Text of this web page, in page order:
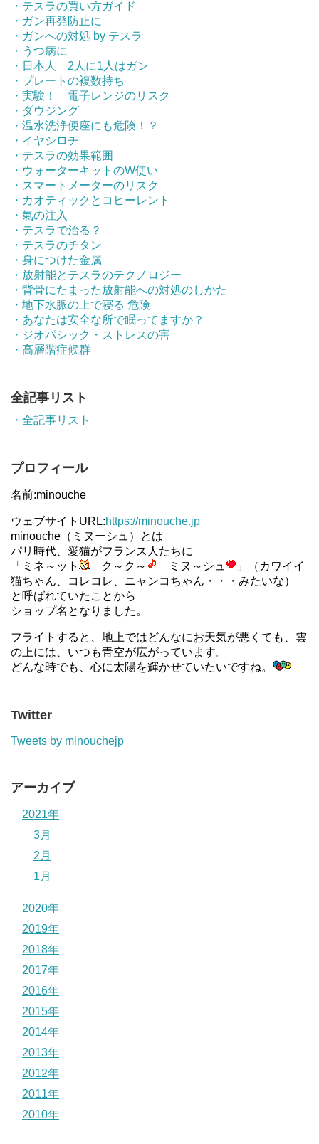
・テスラの買い方ガイド
・ガン再発防止に
・ガンへの対処 by テスラ
・うつ病に
・日本人 2人に1人はガン
・プレートの複数持ち
・実験！ 電子レンジのリスク
・ダウジング
・温水洗浄便座にも危険！？
・イヤシロチ
・テスラの効果範囲
・ウォーターキットのW使い
・スマートメーターのリスク
・カオティックとコヒーレント
・氣の注入
・テスラで治る？
・テスラのチタン
・身につけた金属
・放射能とテスラのテクノロジー
・背骨にたまった放射能への対処のしかた
・地下水脈の上で寝る 危険
・あなたは安全な所で眠ってますか？
・ジオパシック・ストレスの害
・高層階症候群
全記事リスト
・全記事リスト
プロフィール
名前:minouche
ウェブサイトURL:https://minouche.jp
minouche（ミヌーシュ）とは
パリ時代、愛猫がフランス人たちに
「ミネ～ット
ク～ク～ ミヌ～シュ
」（カワイイ
猫ちゃん、コレコレ、ニャンコちゃん・・・みたいな）
と呼ばれていたことから
ショップ名となりました。
フライトすると、地上ではどんなにお天気が悪くても、雲
の上には、いつも青空が広がっています。
どんな時でも、心に太陽を輝かせていたいですね。
Twitter
Tweets by minouchejp
アーカイブ
2021年
3月
2月
1月
2020年
2019年
2018年
2017年
2016年
2015年
2014年
2013年
2012年
2011年
2010年